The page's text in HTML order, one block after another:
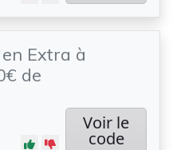
Extra à
de
Voir le
code